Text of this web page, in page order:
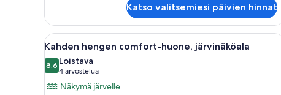
järvinäköala
Katso valitsemiesi päivien hinnat
Avaa
kaikki
huonetyypin
Kahden
Hotellihuone, jossa on sänky,
6
Kahden hengen comfort-huone, järvinäköala
8,68,6 kautta 10
Loistava
4 arvostelua
(4
arvostelua)
Näkymä järvelle